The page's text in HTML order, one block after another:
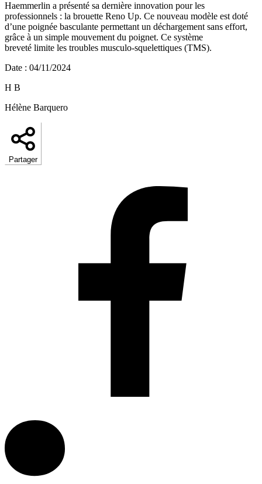
Haemmerlin a présenté sa dernière innovation pour les
professionnels : la brouette Reno Up. Ce nouveau modèle est doté
d’une poignée basculante permettant un déchargement sans effort,
grâce à un simple mouvement du poignet. Ce système
breveté limite les troubles musculo-squelettiques (TMS).
Date : 04/11/2024
H B
Hélène Barquero
Partager